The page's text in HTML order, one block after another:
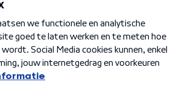
Privacybeleid